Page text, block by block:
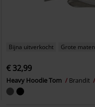
Bijna uitverkocht Grote maten
€ 32,99
Heavy Hoodie Tom Brandit